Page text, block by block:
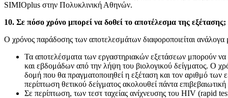
SIMIOplus στην Πολυκλινική Αθηνών.
10. Σε πόσο χρόνο μπορεί να δοθεί το αποτέλεσμα της εξέτασης;
Ο χρόνος παράδοσης των αποτελεσμάτων διαφοροποιείται ανάλογα
Τα αποτελέσματα των εργαστηριακών εξετάσεων μπορούν
και εβδομάδων από την λήψη του βιολογικού δείγματος. Ο
δομή που θα πραγματοποιηθεί η εξέταση και τον αριθμό των
περίπτωση θετικού δείγματος ακολουθεί πάντα
Σε περίπτωση, των τεστ ταχείας ανίχνευσης του HIV (rapid